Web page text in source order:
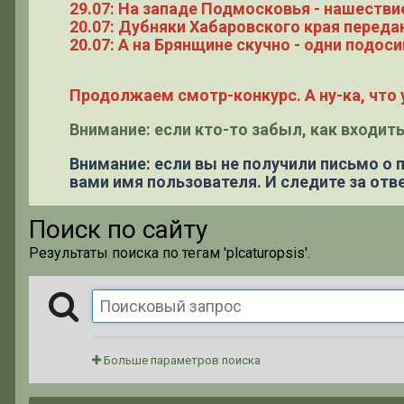
29.07: На западе Подмосковья -
20.07: Дубняки Хабаровского края
20.07: А на Брянщине скучно - одни
Продолжаем смотр-конкурс. А ну-ка, что
Внимание: если кто-то забыл, как
Внимание: если вы не получили письмо о
вами имя пользователя. И следите за
Поиск по сайту
Результаты поиска по тегам 'plcaturopsis'.
Больше параметров поиска